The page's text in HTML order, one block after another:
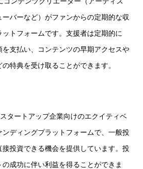
ーバーなど）がファンからの定期的な収
ットフォームです。支援者は定期的に
を支払い、コンテンツの早期アクセスや
特典を受け取ることができます。
タートアップ企業向けのエクイティベ
ンディングプラットフォームで、一般投
接投資できる機会を提供しています。投
成功に伴い利益を得ることができま